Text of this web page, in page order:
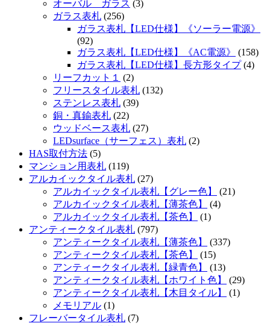
オーバル ガラス (3)
ガラス表札 (256)
ガラス表札【LED仕様】《ソーラー電源》
(92)
ガラス表札【LED仕様】《AC電源》
(158)
ガラス表札【LED仕様】長方形タイプ(4)
リーフカット１
(2)
フリースタイル表札 (132)
ステンレス表札 (39)
銅・真鍮表札 (22)
ウッドベース表札 (27)
LEDsurface（サーフェス）表札 (2)
HAS取付方法 (5)
マンション用表札 (119)
アルカイックタイル表札 (27)
アルカイックタイル表札【グレー色】
(21)
アルカイックタイル表札【薄茶色】
(4)
アルカイックタイル表札【茶色】
(1)
アンティークタイル表札 (797)
アンティークタイル表札【薄茶色】
(337)
アンティークタイル表札【茶色】
(15)
アンティークタイル表札【緑青色】
(13)
アンティークタイル表札【ホワイト色】
(29)
アンティークタイル表札【木目タイル】
(1)
メモリアル (1)
フレーバータイル表札 (7)